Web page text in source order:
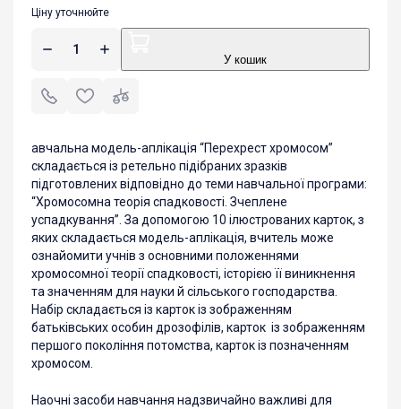
Ціну уточнюйте
У кошик
авчальна модель-аплікація “Перехрест хромосом”
складається із ретельно підібраних зразків
підготовлених відповідно до теми навчальної програми:
“Хромосомна теорія спадковості. Зчеплене
успадкування”. За допомогою 10 ілюстрованих карток, з
яких складається модель-аплікація, вчитель може
ознайомити учнів з основними положеннями
хромосомної теорії спадковості, історією її виникнення
та значенням для науки й сільського господарства.
Набір складається із карток із зображенням
батьківських особин дрозофілів, карток із зображенням
першого покоління потомства, карток із позначенням
хромосом.
Наочні засоби навчання надзвичайно важливі для